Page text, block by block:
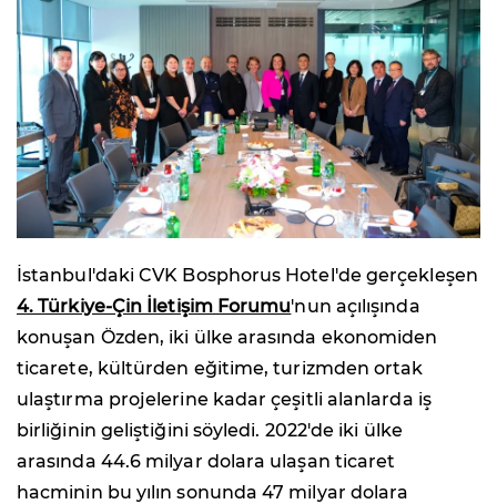
İstanbul'daki CVK Bosphorus Hotel'de gerçekleşen
4. Türkiye-Çin İletişim Forumu'nun açılışında
konuşan Özden, iki ülke arasında ekonomiden
ticarete, kültürden eğitime, turizmden ortak
ulaştırma projelerine kadar çeşitli alanlarda iş
birliğinin geliştiğini söyledi. 2022'de iki ülke
arasında 44.6 milyar dolara ulaşan ticaret
hacminin bu yılın sonunda 47 milyar dolara